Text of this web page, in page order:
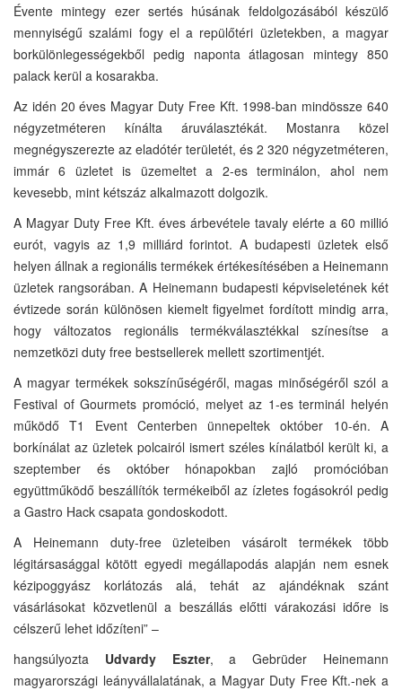
Évente mintegy ezer sertés húsának feldolgozásából készülő
mennyiségű szalámi fogy el a repülőtéri üzletekben, a magyar
borkülönlegességekből pedig naponta átlagosan mintegy 850
palack kerül a kosarakba.
Az idén 20 éves Magyar Duty Free Kft. 1998-ban mindössze 640
négyzetméteren kínálta áruválasztékát. Mostanra közel
megnégyszerezte az eladótér területét, és 2 320 négyzetméteren,
immár 6 üzletet is üzemeltet a 2-es terminálon, ahol nem
kevesebb, mint kétszáz alkalmazott dolgozik.
A Magyar Duty Free Kft. éves árbevétele tavaly elérte a 60 millió
eurót, vagyis az 1,9 milliárd forintot. A budapesti üzletek első
helyen állnak a regionális termékek értékesítésében a Heinemann
üzletek rangsorában. A Heinemann budapesti képviseletének két
évtizede során különösen kiemelt figyelmet fordított mindig arra,
hogy változatos regionális termékválasztékkal színesítse a
nemzetközi duty free bestsellerek mellett szortimentjét.
A magyar termékek sokszínűségéről, magas minőségéről szól a
Festival of Gourmets promóció, melyet az 1-es terminál helyén
működő T1 Event Centerben ünnepeltek október 10-én. A
borkínálat az üzletek polcairól ismert széles kínálatból került ki, a
szeptember és október hónapokban zajló promócióban
együttműködő beszállítók termékeiből az ízletes fogásokról pedig
a Gastro Hack csapata gondoskodott.
A Heinemann duty-free üzleteiben vásárolt termékek több
légitársasággal kötött egyedi megállapodás alapján nem esnek
kézipoggyász korlátozás alá, tehát az ajándéknak szánt
vásárlásokat közvetlenül a beszállás előtti várakozási időre is
célszerű lehet időzíteni” –
hangsúlyozta Udvardy Eszter, a Gebrüder Heinemann
magyarországi leányvállalatának, a Magyar Duty Free Kft.-nek a